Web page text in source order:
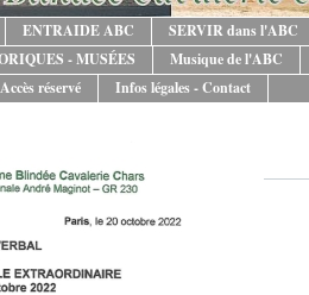
ENTRAIDE ABC SERVIR dans l'ABC
- MUSÉES Musique de l'ABC
Accès réservé Infos légales - Contact